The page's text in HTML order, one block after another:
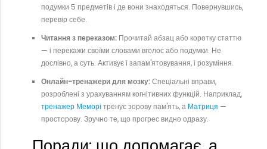
подумки 5 предметів і де вони знаходяться. Повернувшись,
перевір себе.
Читання з переказом: Прочитай абзац або коротку статтю
— і перекажи своїми словами вголос або подумки. Не
дослівно, а суть. Активує і запам'ятовування, і розуміння.
Онлайн-тренажери для мозку:Спеціальні вправи,
розроблені з урахуванням когнітивних функцій. Наприклад,
тренажер Меморі тренує зорову пам'ять, а Матриця —
просторову. Зручно те, що прогрес видно одразу.